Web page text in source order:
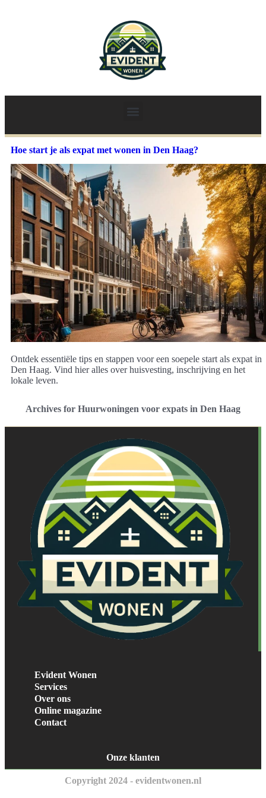
Hoe start je als expat met wonen in Den Haag?
Ontdek essentiële tips en stappen voor een soepele start als expat in
Den Haag. Vind hier alles over huisvesting, inschrijving en het
lokale leven.
Archives for Huurwoningen voor expats in Den Haag
Evident Wonen
Services
Over ons
Online magazine
Contact
Onze klanten
Copyright 2024 - evidentwonen.nl